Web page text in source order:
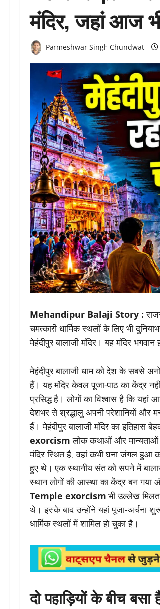
मंदिर, जहां आज
Parmeshwar Singh Chundwat
Mehandipur Balaji Story :
चमत्कारी धार्मिक स्थलों के लिए भी
मेहंदीपुर बालाजी मंदिर। यह मंदिर
मेहंदीपुर बालाजी धाम को देश के सबसे
हैं। यह मंदिर केवल पूजा-पाठ का केंद्र
प्रसिद्ध है। लोगों का विश्वास है कि
देशभर से श्रद्धालु अपनी परेशानियों और
हैं। मेहंदीपुर बालाजी मंदिर का इतिहास
exorcism लोक कथाओं और मान्यताओं
मंदिर स्थित है, वहां कभी घना जंगल हुआ
हुए थे। एक स्थानीय संत को सपने में
स्थान लोगों की आस्था का केंद्र बन गया
Temple exorcism भी उल्लेख
थे। इसके बाद उन्होंने यहां पूजा-अर्चना
धार्मिक स्थलों में शामिल हो चुका है।
दो पहाड़ियों के बीच बसा